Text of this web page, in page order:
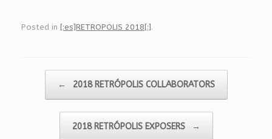
Posted in [:es]RETROPOLIS 2018[:] .
← 2018 RETRÓPOLIS COLLABORATORS
2018 RETRÓPOLIS EXPOSERS →